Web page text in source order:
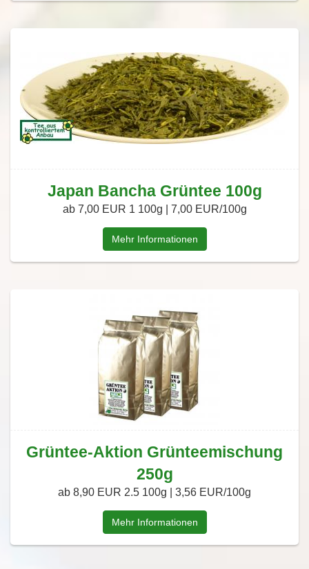
Japan Bancha Grüntee 100g
ab 7,00 EUR 1 100g | 7,00 EUR/100g
Mehr Informationen
Grüntee-Aktion Grünteemischung
250g
ab 8,90 EUR 2.5 100g | 3,56 EUR/100g
Mehr Informationen